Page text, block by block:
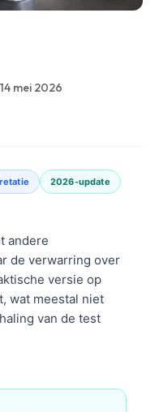
14 mei 2026
2026-update
andere
de verwarring over
versie op
wat meestal niet
van de test